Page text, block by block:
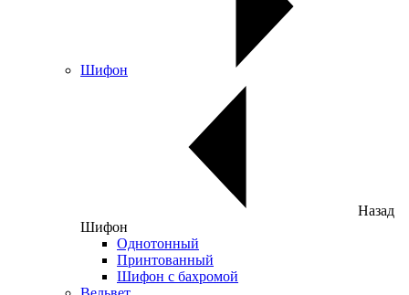
Шифон
Назад
Шифон
Однотонный
Принтованный
Шифон с бахромой